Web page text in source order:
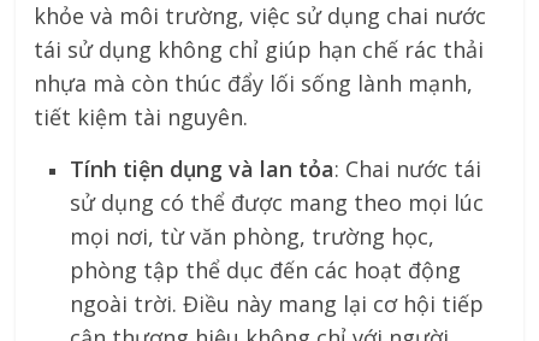
khỏe và môi trường, việc sử dụng chai nước
tái sử dụng không chỉ giúp hạn chế rác thải
nhựa mà còn thúc đẩy lối sống lành mạnh,
tiết kiệm tài nguyên.
Tính tiện dụng và lan tỏa: Chai nước tái
sử dụng có thể được mang theo mọi lúc
mọi nơi, từ văn phòng, trường học,
phòng tập thể dục đến các hoạt động
ngoài trời. Điều này mang lại cơ hội tiếp